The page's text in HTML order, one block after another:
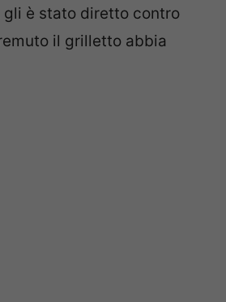
è stato diretto contro
il grilletto abbia